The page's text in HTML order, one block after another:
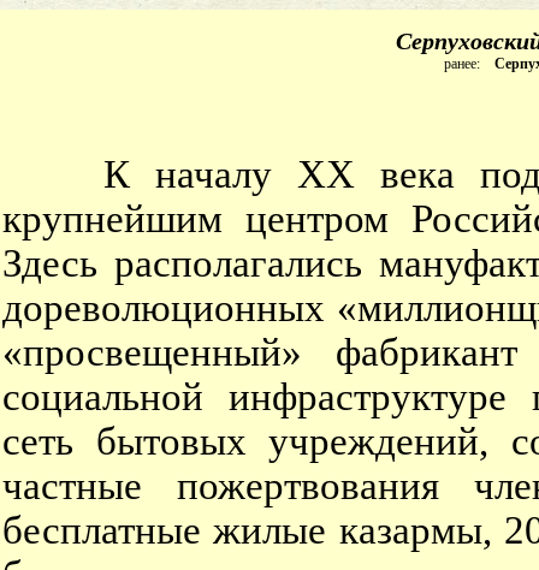
ранее:
К началу ХХ века
крупнейшим центром
Здесь располагались
дореволюционных
«просвещенный»
социальной
сеть бытовых учреждений,
частные пожертвования
бесплатные жилые казармы,